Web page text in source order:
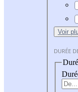
Voir
DURÉE